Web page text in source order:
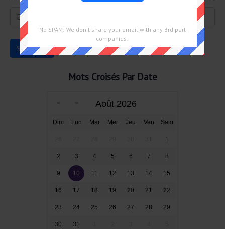
Mots Croisés Par Date
Août 2026
Dim Lun Mar Mer Jeu Ven Sam
1
2 3 4 5 6 7 8
9 10 11 12 13 14 15
16 17 18 19 20 21 22
23 24 25 26 27 28 29
30 31
No SPAM! We don't share your email with any 3rd part
companies!